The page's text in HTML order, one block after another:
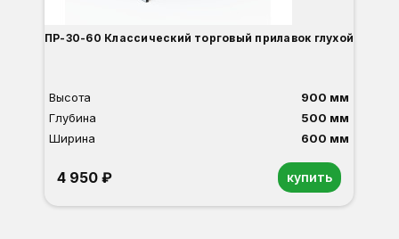
ПР-30-60 Классический торговый прилавок глухой
Высота
900 мм
Глубина
500 мм
Ширина
600 мм
4 950 ₽ купить